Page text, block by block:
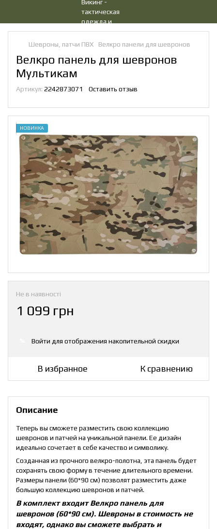
Шевроны, патчи ПВХ Велкро панели для шевронов
Велкро панель для шевронов
Мультикам
Артикул: 2242873071 Оставить отзыв
НОВИНКА
Не в наявності
1 099 грн
Войти для отображения накопительной скидки
В избранное К сравнению
Описание
Теперь вы сможете разместить свою коллекцию
шевронов и патчей на уникальной панели. Ее дизайн
идеально сочетает в себе качество и символику.
Созданная из прочного велкро-полотна, эта панель будет
сохранять свою форму в течение длительного времени.
Размеры панели (60*90 см) позволят разместить даже
большую коллекцию шевронов и патчей.
В комплект входит Велкро панель для
шевронов (60*90 см). Шевроны в стоимость не
входят, однако вы сможете выбрать и